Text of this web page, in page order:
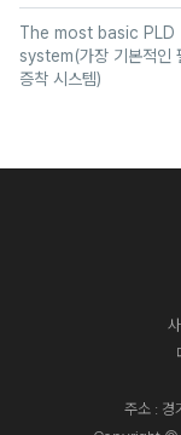
The most basic PLD
system(가장 기본적인
증착 시스템)
주소 : 경